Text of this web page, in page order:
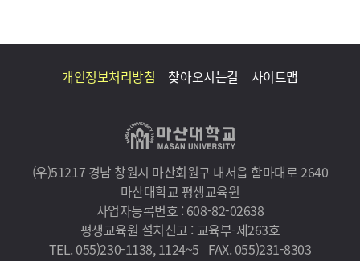
개인정보처리방침 찾아오시는길 사이트맵
(우)51217 경남 창원시 마산회원구 내서읍 함마대로 2640
마산대학교 평생교육원
사업자등록번호 : 608-82-02638
평생교육원 설치신고 : 교육부-제263호
TEL. 055)230-1138, 1124~5 FAX. 055)231-8303